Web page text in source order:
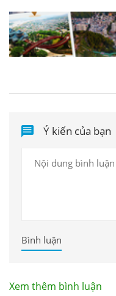
Công nghiệp văn
Ý kiến của bạn
Bình luận
Xem thêm bình luận